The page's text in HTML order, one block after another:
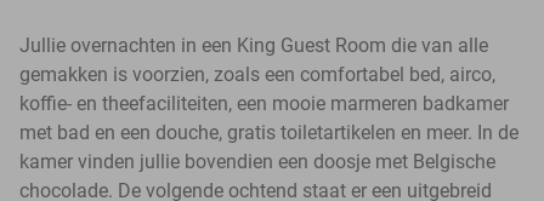
Jullie overnachten in een King Guest Room die van alle
gemakken is voorzien, zoals een comfortabel bed, airco,
koffie- en theefaciliteiten, een mooie marmeren badkamer
met bad en een douche, gratis toiletartikelen en meer. In de
kamer vinden jullie bovendien een doosje met Belgische
chocolade. De volgende ochtend staat er een uitgebreid